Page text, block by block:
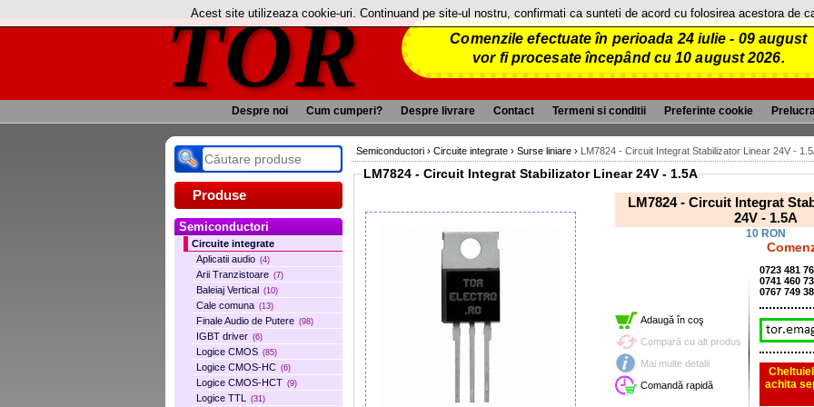
TOR
Comenzile efectuate în perioada 24 iulie - 09 august
vor fi procesate începând cu 10 august 2026.
Despre noi Cum cumperi? Despre livrare Contact Termeni si conditii Preferinte cookie
Produse
Semiconductori
Circuite integrate
Aplicatii audio (4)
Arii Tranzistoare (7)
Baleiaj Vertical (10)
Cale comuna (13)
Finale Audio de Putere (98)
IGBT driver (6)
Logice CMOS (85)
Logice CMOS-HC (6)
Logice CMOS-HCT (9)
Logice TTL (31)
Semiconductori › Circuite integrate › Surse liniare › LM7824 - Circuit Integrat Stabilizator Linear 24V -
LM7824 - Circuit Integrat Stabilizator Linear 24V - 1.5A
LM7824 - Circuit Integrat
24V - 1.5A
10 RON
Adaugă în coş
Compară cu alt produs
Mai multe detalii
Comandă rapidă
0723 481
0741 460
0767 749
achita
Acest site utilizeaza cookie-uri. Continuand pe site-ul nostru, confirmati ca sunteti de acord cu folosirea acestora de